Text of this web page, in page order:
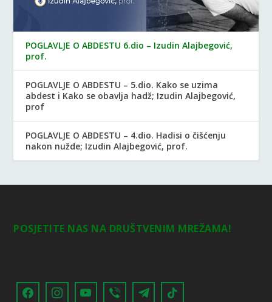
POGLAVLJE O ABDESTU 6.dio – Izudin Alajbegović,
prof.
POGLAVLJE O ABDESTU – 5.dio. Kako se uzima
abdest i Kako se obavlja hadž; Izudin Alajbegović,
prof
POGLAVLJE O ABDESTU – 4.dio. Hadisi o čišćenju
nakon nužde; Izudin Alajbegović, prof.
POSJETITE NAS NA DRUŠTVENIM MREŽAMA!